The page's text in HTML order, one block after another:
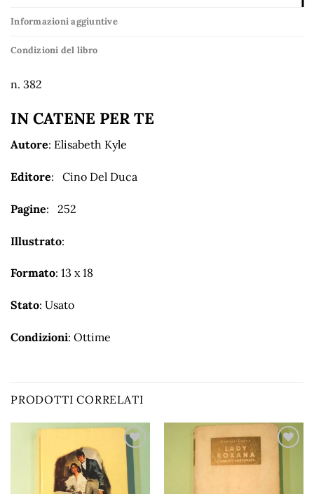
Informazioni aggiuntive
Condizioni del libro
n. 382
IN CATENE PER TE
Autore: Elisabeth Kyle
Editore: Cino Del Duca
Pagine: 252
Illustrato:
Formato: 13 x 18
Stato: Usato
Condizioni: Ottime
PRODOTTI CORRELATI
Aggiungi
alla lista
dei
desideri
dei
desideri